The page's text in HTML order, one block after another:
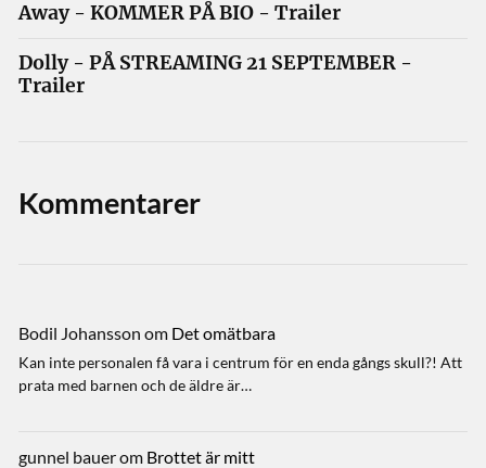
Away - KOMMER PÅ BIO - Trailer
Dolly - PÅ STREAMING 21 SEPTEMBER -
Trailer
Kommentarer
Bodil Johansson om Det omätbara
Kan inte personalen få vara i centrum för en enda gångs skull?! Att
prata med barnen och de äldre är…
gunnel bauerom Brottet är mitt